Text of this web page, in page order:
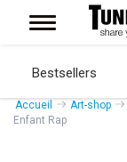
Bestsellers
Accueil Art-shop
Enfant Rap